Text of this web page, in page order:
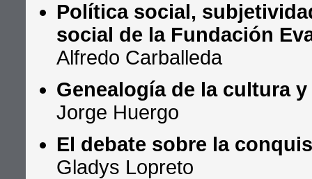
Política social,
social de la Fundación
Alfredo Carballeda
Genealogía de la cultura
Jorge Huergo
El debate sobre la
Gladys Lopreto